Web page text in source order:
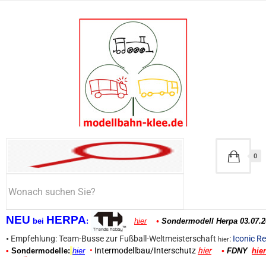
NEU bei HERPA: hier • Sondermodell Herpa
• Empfehlung: Team-Busse zur Fußball-Weltmeisterschaft hier: Iconic
• Sondermodelle: hier • Intermodellbau/Interschutz hier • FDNY hier
0